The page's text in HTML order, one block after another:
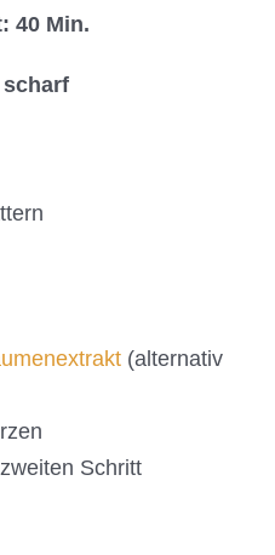
40 Min.
(alternativ
Schritt